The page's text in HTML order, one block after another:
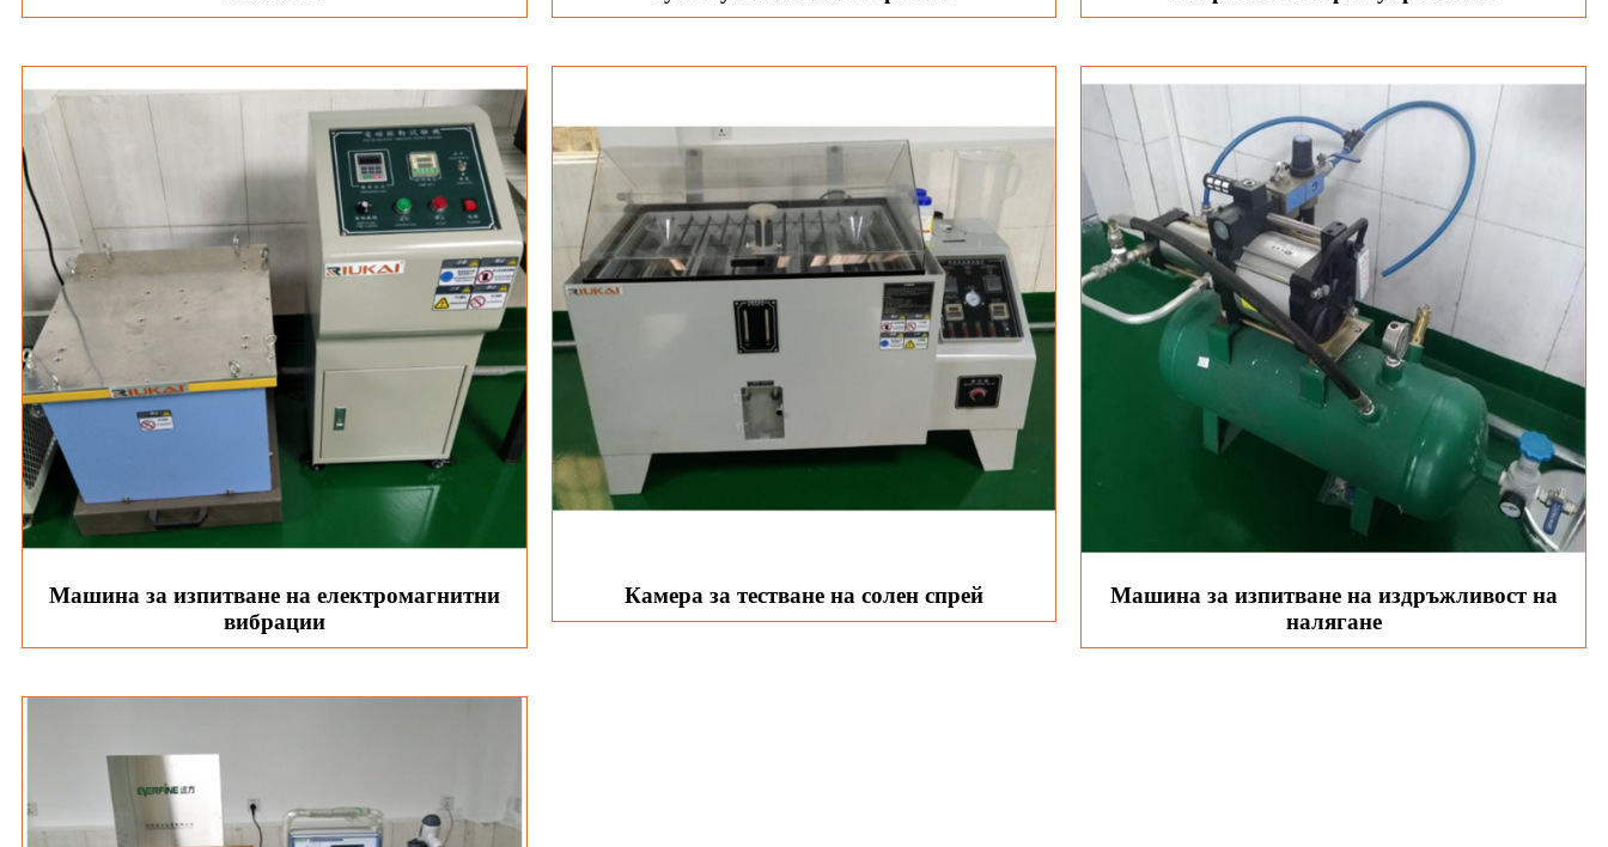
Машина за изпитване на електромагнитни
вибрации
Камера за тестване на солен спрей
Машина за изпитване на издръжливост на
налягане